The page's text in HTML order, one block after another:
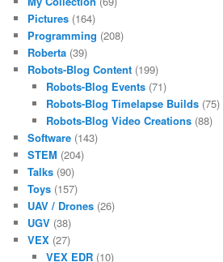
Pictures (164)
Programming (208)
Roberta (39)
Robots-Blog Content (199)
Robots-Blog Events(71)
Robots-Blog Timelapse Builds(75)
Robots-Blog Video Creations(88)
Software (143)
STEM (204)
Talks (90)
Toys (157)
UAV / Drones (26)
UGV (38)
VEX (27)
VEX EDR(10)